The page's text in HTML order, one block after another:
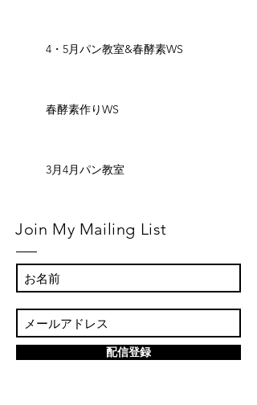
4・5月パン教室&春酵素WS
春酵素作りWS
3月4月パン教室
Join My Mailing List
配信登録